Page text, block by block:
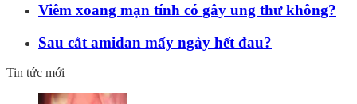
Viêm xoang mạn tính có gây ung thư không?
Sau cắt amidan mấy ngày hết đau?
Tin tức mới